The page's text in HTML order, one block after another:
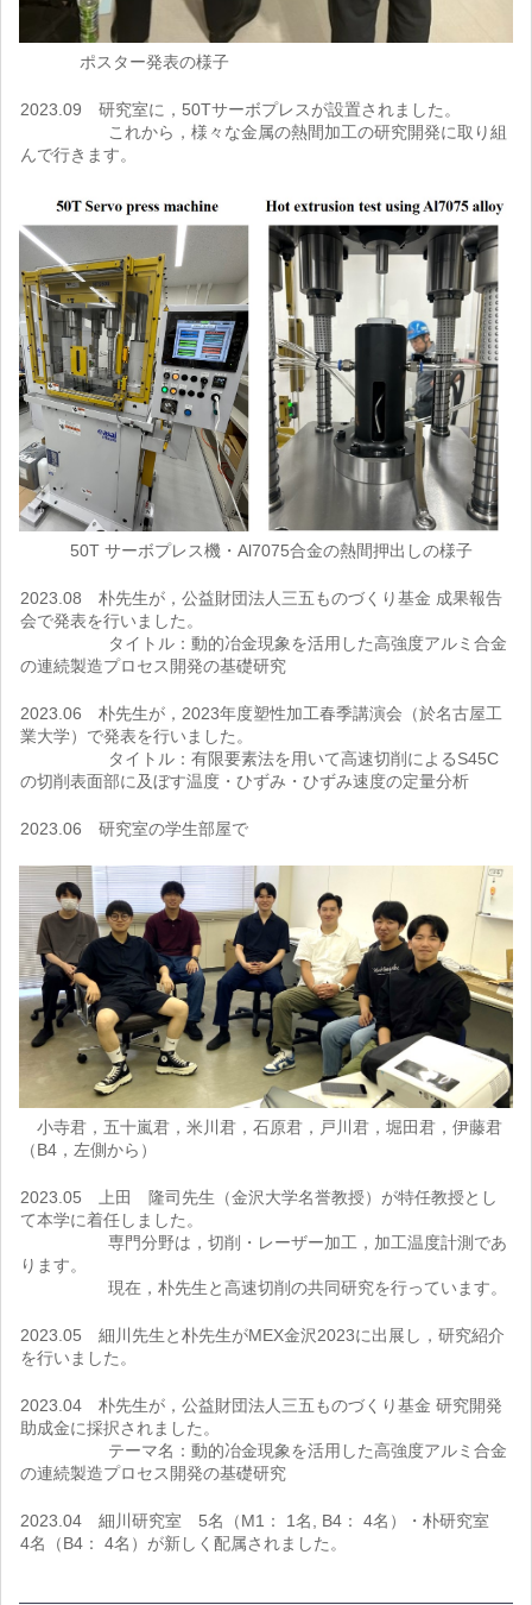
ポスター発表の様子
2023.09 研究室に，50Tサーボプレスが設置されました。
これから，様々な金属の熱間加工の研究開発に取り組
んで行きます。
50T サーボプレス機・Al7075合金の熱間押出しの様子
2023.08 朴先生が，公益財団法人三五ものづくり基金 成果報告
会で発表を行いました。
タイトル：動的冶金現象を活用した高強度アルミ合金
の連続製造プロセス開発の基礎研究
2023.06 朴先生が，2023年度塑性加工春季講演会（於名古屋工
業大学）で発表を行いました。
タイトル：有限要素法を用いて高速切削によるS45C
の切削表面部に及ぼす温度・ひずみ・ひずみ速度の定量分析
2023.06 研究室の学生部屋で
小寺君，五十嵐君，米川君，石原君，戸川君，堀田君，伊藤君
（B4，左側から）
2023.05 上田 隆司先生（金沢大学名誉教授）が特任教授とし
て本学に着任しました。
専門分野は，切削・レーザー加工，加工温度計測であ
ります。
現在，朴先生と高速切削の共同研究を行っています。
2023.05 細川先生と朴先生がMEX金沢2023に出展し，研究紹介
を行いました。
2023.04 朴先生が，公益財団法人三五ものづくり基金 研究開発
助成金に採択されました。
テーマ名：動的冶金現象を活用した高強度アルミ合金
の連続製造プロセス開発の基礎研究
2023.04 細川研究室 5名（M1： 1名, B4： 4名）・朴研究室
4名（B4： 4名）が新しく配属されました。